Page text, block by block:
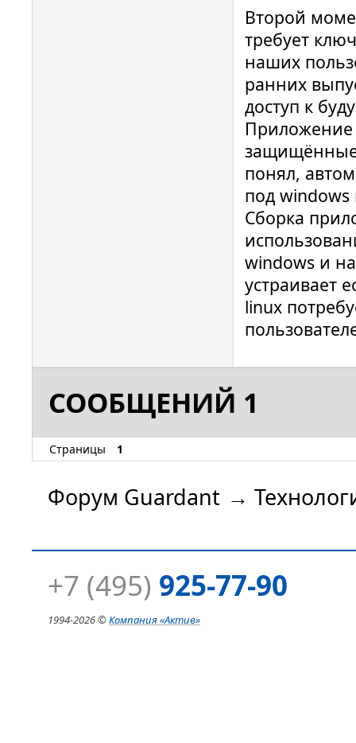
Второй
требует
наших
ранних
доступ к
Приложение
защищённые
понял,
под
Сборка
windows и
устраивает
linux
СООБЩЕНИЙ 1
Страницы 1
Форум Guardant →
+7 (495) 925-77-90
1994-2026 ©Компания«Актив»